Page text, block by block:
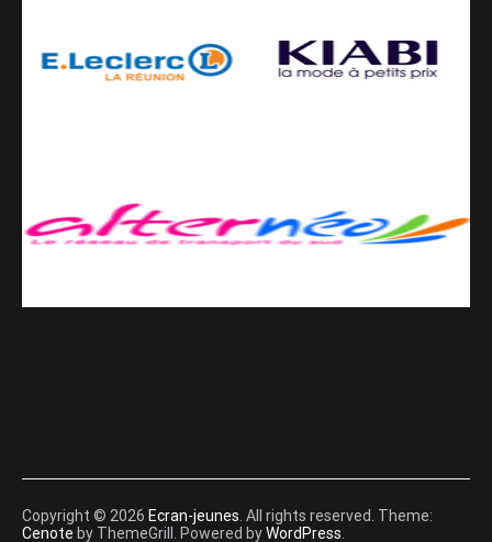
Copyright © 2026 Ecran-jeunes . All rights reserved. Theme:
Cenote by ThemeGrill. Powered byWordPress